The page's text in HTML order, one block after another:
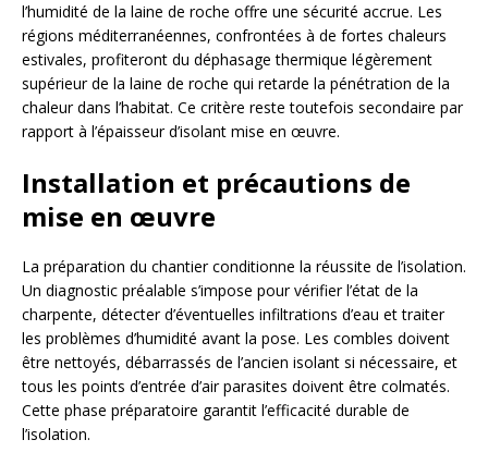
l’humidité de la laine de roche offre une sécurité accrue. Les
régions méditerranéennes, confrontées à de fortes chaleurs
estivales, profiteront du déphasage thermique légèrement
supérieur de la laine de roche qui retarde la pénétration de la
chaleur dans l’habitat. Ce critère reste toutefois secondaire par
rapport à l’épaisseur d’isolant mise en œuvre.
Installation et précautions de
mise en œuvre
La préparation du chantier conditionne la réussite de l’isolation.
Un diagnostic préalable s’impose pour vérifier l’état de la
charpente, détecter d’éventuelles infiltrations d’eau et traiter
les problèmes d’humidité avant la pose. Les combles doivent
être nettoyés, débarrassés de l’ancien isolant si nécessaire, et
tous les points d’entrée d’air parasites doivent être colmatés.
Cette phase préparatoire garantit l’efficacité durable de
l’isolation.